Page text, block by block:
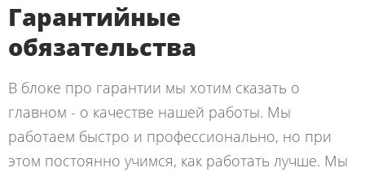
Гарантийные
обязательства
В блоке про гарантии мы хотим сказать о
главном - о качестве нашей работы. Мы
работаем быстро и профессионально, но при
этом постоянно учимся, как работать лучше. Мы